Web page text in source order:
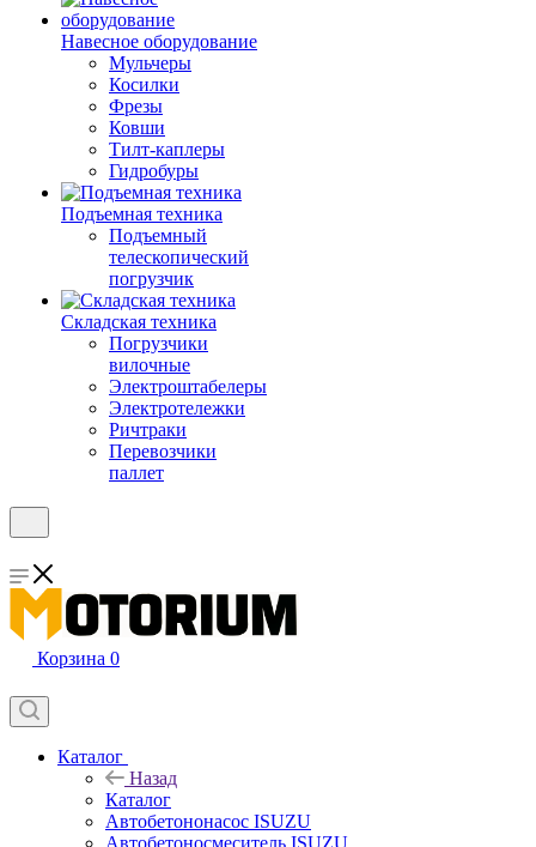
Навесное оборудование
Мульчеры
Косилки
Фрезы
Ковши
Тилт-каплеры
Гидробуры
Подъемная техника
Подъемный
телескопический
погрузчик
Складская техника
Погрузчики
вилочные
Электроштабелеры
Электротележки
Ричтраки
Перевозчики
паллет
Корзина 0
Каталог
Назад
Каталог
Автобетононасос ISUZU
Автобетоносмеситель ISUZU